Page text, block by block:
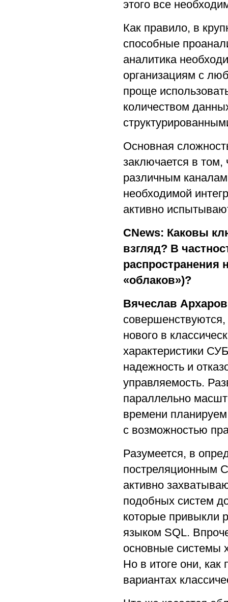
этого все
Как правило, в
способные
аналитика
организациям с
проще
количеством
Основная
заключается в
различным
необходимой
активно
CNews: Каковы
взгляд? В
распространения
«облаков»)?
Вячеслав
нового в
характеристики
надежность и
управляемость.
параллельно
времени
с возможностью
Разумеется, в
постреляционным
активно
подобных систем
которые привыкли
языком SQL.
основные системы
Но в итоге они, как
вариантах